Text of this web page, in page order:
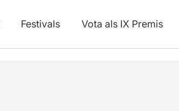
Festivals Vota als IX Premis